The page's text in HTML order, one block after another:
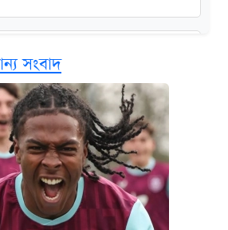
সমকামিতার অভিযোগে দুইজন
বেড়েছে সোনার দাম
সংবাদ